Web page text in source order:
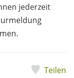
jederzeit
Teilen